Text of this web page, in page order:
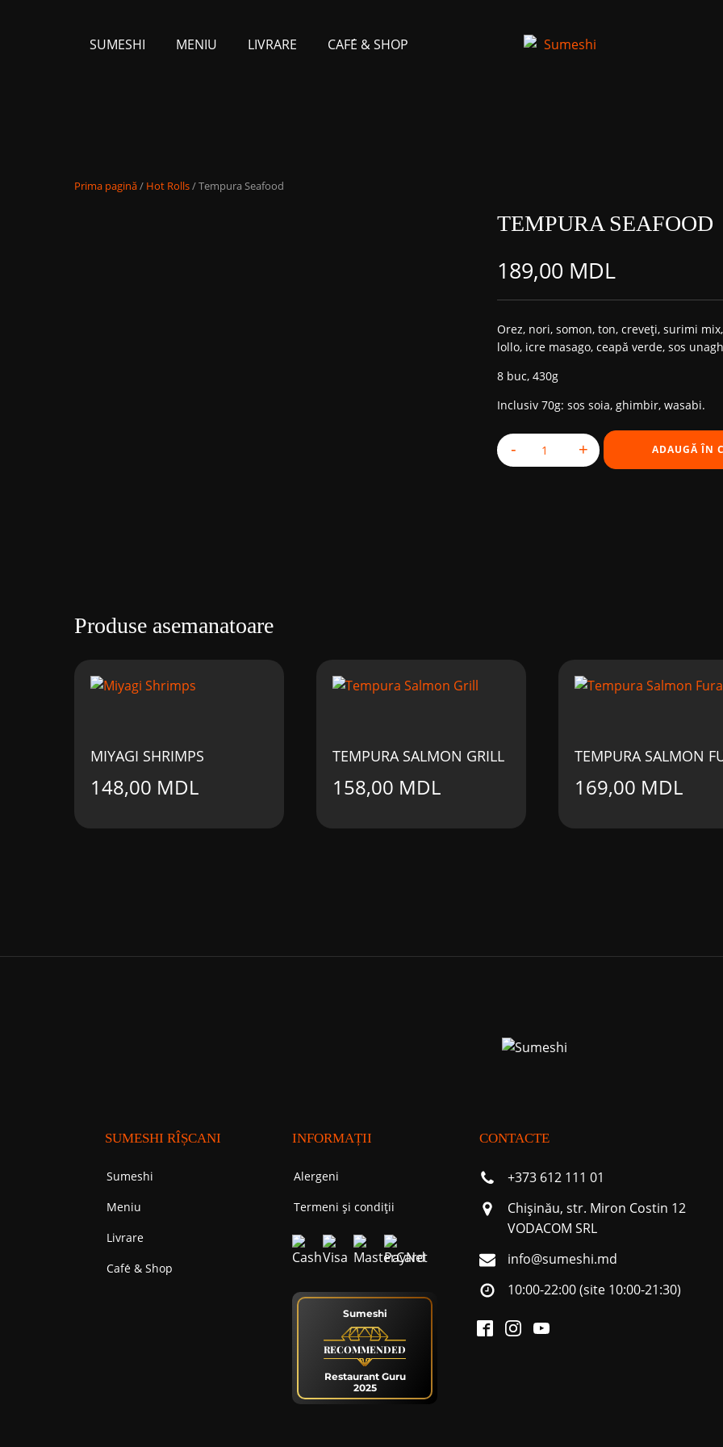
SUMESHI MENIU LIVRARE CAFЕ́ & SHOP
Prima pagină/ Hot Rolls/ Tempura Seafood
TEMPURA SEAFOOD
189,00 MDL
Orez, nori, somon, ton, creveți, surimi
lollo, icre masago, ceapă verde, sos
8 buc, 430g
Inclusiv 70g: sos soia, ghimbir, wasabi.
Cantitate Tempura Seafood
- + ADAUGĂ ÎN
Produse asemanatoare
MIYAGI SHRIMPS
148,00 MDL
TEMPURA SALMON GRILL
158,00 MDL
TEMPURA SALMON
169,00 MDL
SUMESHI RÎȘCANI
Sumeshi
Meniu
Livrare
Cafе́ & Shop
INFORMAȚII
Alergeni
Termeni și condiții
Sumeshi
RECOMMENDED
Restaurant Guru
2025
CONTACTE
+373 612 111 01
Chişinău, str. Miron Costin 12
VODACOM SRL
info@sumeshi.md
10:00-22:00 (site 10:00-21:30)